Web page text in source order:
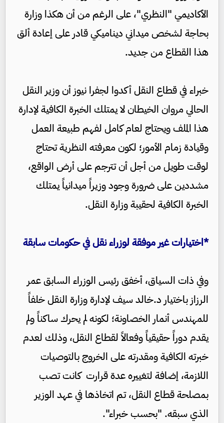
الأكاديمي "النظري"، على الرغم من أن هكذا وزارة
بحاجة لشخص ميداني ديناميكي قادر على إعادة ألق
هذا القطاع من جديد.
خبراء في قطاع النقل أكدوا لجفرا نيوز أن وزير النقل
الحالي مروان الخيطان لا يمتلك الخبرة الكافية لإدارة
هذا الملف ويحتاج لعام كامل لفهم طبيعة العمل
وقيادة زمام الأمور؛ لكون معرفته النظرية تحتاج
لوقت طويل من أجل أن تترجم على أرض الواقع،
مشددين على ضرورة وجود وزيراً ميدانياً يمتلك
الخبرة الكافية لحقيبة وزارة النقل.
*اختيارات غير موفقة لوزراء نقل في حكومات سابقة
وفي ذات السياق، أخفق رئيس الوزراء السابق عمر
الرزاز باختيار د.خالد سيف لإدارة وزارة النقل خلفاً
للمهندس أنمار الخصاونة؛ لكونه لم يحرك ساكناً ولم
يقدم دوراً حقيقياً وفعالاً لقطاع النقل، وذلك لعدم
خبرته الكافية ومقدرته على الخروج بالتوصيات
اللازمة، إضافة لتغييره عدة قرارت كانت تصب
بمصلحة قطاع النقل، تم اتخاذها في عهد الوزير
الذي سبقه. "بحسب خبراء".